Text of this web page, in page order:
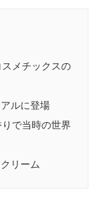
スメチックスの
ルに登場
りで当時の世界
リーム